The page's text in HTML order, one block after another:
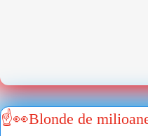
☝👀Blonde de